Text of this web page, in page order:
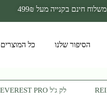
משלוח חינם בקנייה מעל 499₪
הסיפור שלנו כל המוצרים
לק ג'ל EVEREST PRO